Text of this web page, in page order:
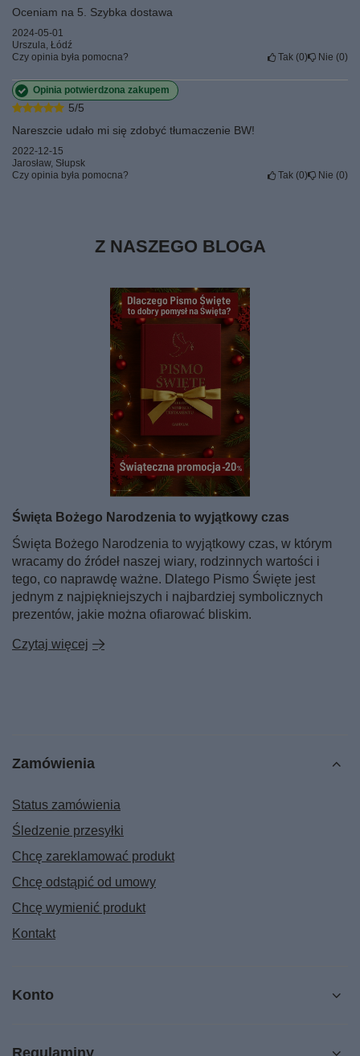
Oceniam na 5. Szybka dostawa
2024-05-01
Urszula, Łódź
Czy opinia była pomocna?
Tak 0 Nie 0
5/5
Opinia potwierdzona zakupem
Nareszcie udało mi się zdobyć tłumaczenie BW!
2022-12-15
Jarosław, Słupsk
Czy opinia była pomocna?
Tak 0 Nie 0
Z NASZEGO BLOGA
Święta Bożego Narodzenia to wyjątkowy czas
Święta Bożego Narodzenia to wyjątkowy czas, w którym
wracamy do źródeł naszej wiary, rodzinnych wartości i
tego, co naprawdę ważne. Dlatego Pismo Święte jest
jednym z najpiękniejszych i najbardziej symbolicznych
prezentów, jakie można ofiarować bliskim.
Czytaj więcej
Zamówienia
Status zamówienia
Śledzenie przesyłki
Chcę zareklamować produkt
Chcę odstąpić od umowy
Chcę wymienić produkt
Kontakt
Konto
Regulaminy